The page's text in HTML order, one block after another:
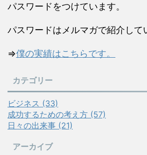
パスワードをつけています。
パスワードはメルマガで紹介して
⇒僕の実績はこちらです。
カテゴリー
ビジネス (33)
成功するための考え方 (57)
日々の出来事 (21)
アーカイブ